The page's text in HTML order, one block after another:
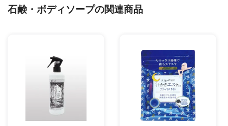
石鹸・ボディソープの関連商品